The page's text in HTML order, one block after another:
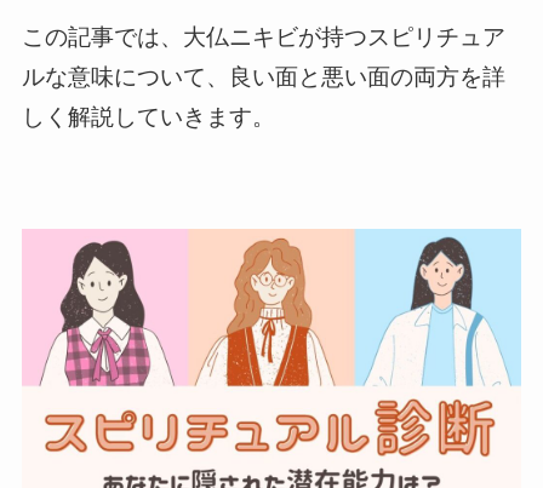
この記事では、大仏ニキビが持つスピリチュア
ルな意味について、良い面と悪い面の両方を詳
しく解説していきます。